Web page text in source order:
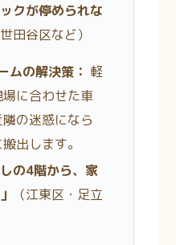
クが停められな
田谷区など）
ムの解決策： 軽
に合わせた車
の迷惑になら
出します。
の4階から、家
（江東区・足立